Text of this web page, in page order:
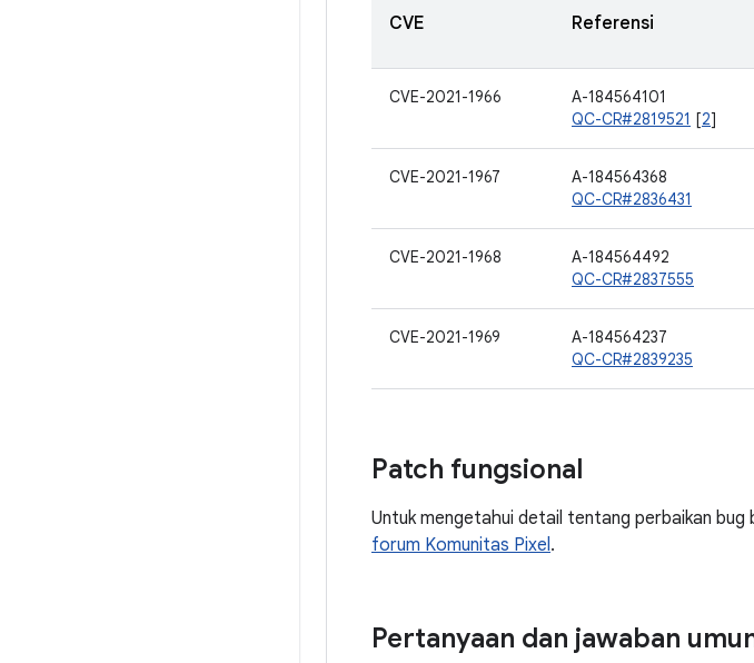
CVE Referensi
CVE-2021-1966
A-184564101
QC-CR#2819521 [2]
CVE-2021-1967
A-184564368
QC-CR#2836431
CVE-2021-1968
A-184564492
QC-CR#2837555
CVE-2021-1969
A-184564237
QC-CR#2839235
Patch fungsional
Untuk mengetahui detail tentang perbaikan
forum Komunitas Pixel.
Pertanyaan dan jawaban